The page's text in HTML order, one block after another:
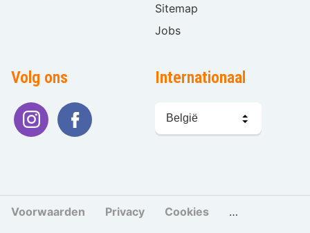
Sitemap
Jobs
Volg ons Internationaal
kiezen
Voorwaarden Privacy Cookies Cookies